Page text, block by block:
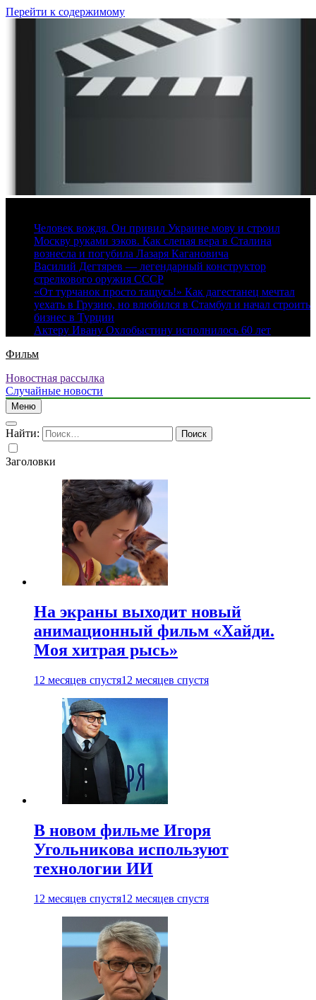
Перейти к содержимому
Человек вождя. Он привил Украине мову и строил
Москву руками зэков. Как слепая вера в Сталина
вознесла и погубила Лазаря Кагановича
Василий Дегтярев — легендарный конструктор
стрелкового оружия СССР
«От турчанок просто тащусь!» Как дагестанец мечтал
уехать в Грузию, но влюбился в Стамбул и начал строить
бизнес в Турции
Актеру Ивану Охлобыстину исполнилось 60 лет
Фильм
Новостная рассылка
Случайные новости
Меню
Найти:
Заголовки
На экраны выходит новый
анимационный фильм «Хайди.
Моя хитрая рысь»
12 месяцев спустя12 месяцев спустя
В новом фильме Игоря
Угольникова используют
технологии ИИ
12 месяцев спустя12 месяцев спустя